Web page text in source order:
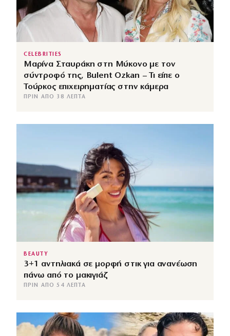
CELEBRITIES
Μαρίνα Σταυράκη στη Μύκονο με τον
σύντροφό της, Bulent Ozkan – Τι είπε ο
Τούρκος επιχειρηματίας στην κάμερα
ΠΡΙΝ ΑΠΌ 38 ΛΕΠΤΆ
BEAUTY
3+1 αντηλιακά σε μορφή στικ για ανανέωση
πάνω από το μακιγιάζ
ΠΡΙΝ ΑΠΌ 54 ΛΕΠΤΆ